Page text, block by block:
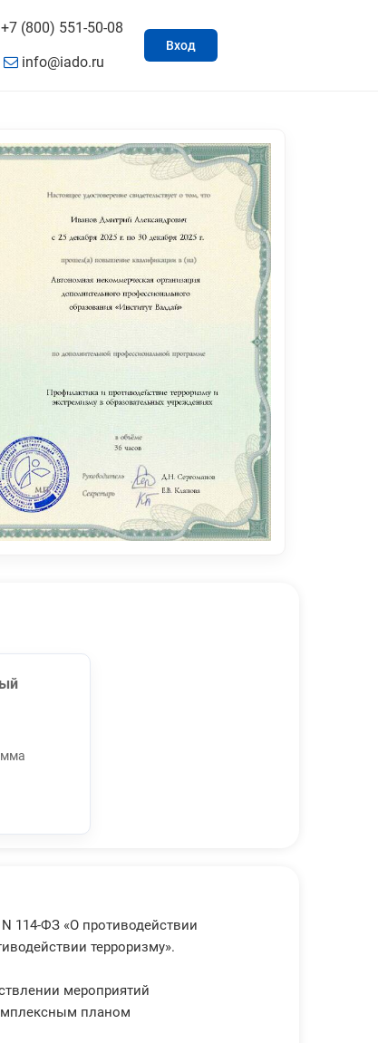
+7 (800) 551-50-08
info@iado.ru
Вход
114-ФЗ «О противодействии
терроризму».
мероприятий
планом